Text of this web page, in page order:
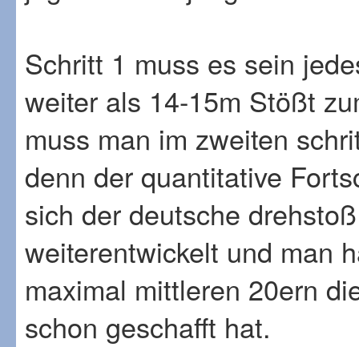
Schritt 1 muss es sein
weiter als 14-15m Stößt
muss man im zweiten
denn der quantitative
sich der deutsche
weiterentwickelt und man
maximal mittleren 20ern
schon geschafft hat.